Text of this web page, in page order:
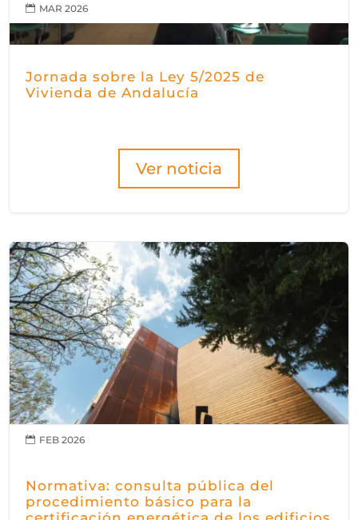
Jornada sobre la Ley 5/2025 de
Vivienda de Andalucía
Ver noticia
 MAR 2026
Normativa: consulta pública del
procedimiento básico para la
 FEB 2026